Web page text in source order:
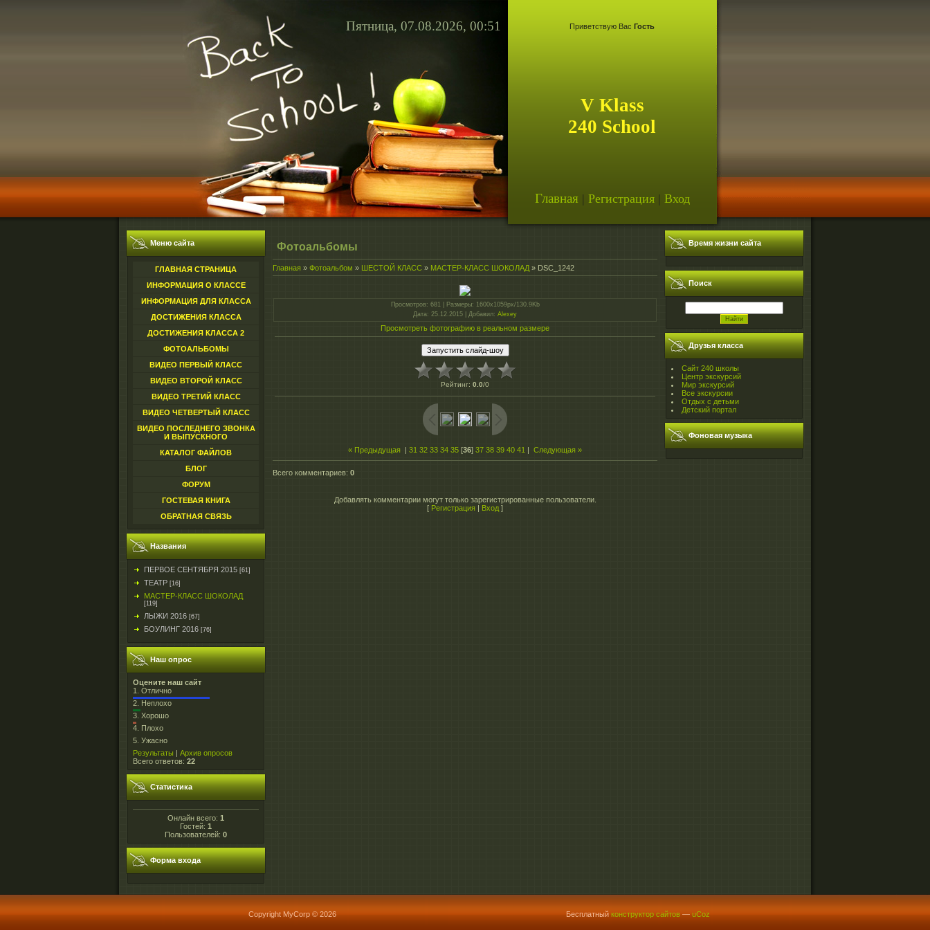
Пятница, 07.08.2026, 00:51 Приветствую Вас Гость
V Klass
240 School
Главная | Регистрация| Вход
Меню сайта
ГЛАВНАЯ СТРАНИЦА
ИНФОРМАЦИЯ О КЛАССЕ
ИНФОРМАЦИЯ ДЛЯ КЛАССА
ДОСТИЖЕНИЯ КЛАССА
ДОСТИЖЕНИЯ КЛАССА 2
ФОТОАЛЬБОМЫ
ВИДЕО ПЕРВЫЙ КЛАСС
ВИДЕО ВТОРОЙ КЛАСС
ВИДЕО ТРЕТИЙ КЛАСС
ВИДЕО ЧЕТВЕРТЫЙ КЛАСС
ВИДЕО ПОСЛЕДНЕГО ЗВОНКА
И ВЫПУСКНОГО
КАТАЛОГ ФАЙЛОВ
БЛОГ
ФОРУМ
ГОСТЕВАЯ КНИГА
ОБРАТНАЯ СВЯЗЬ
Названия
ПЕРВОЕ СЕНТЯБРЯ 2015 [61]
ТЕАТР [16]
МАСТЕР-КЛАСС ШОКОЛАД
[119]
ЛЫЖИ 2016 [67]
БОУЛИНГ 2016 [76]
Наш опрос
Оцените наш сайт
1. Отлично
2. Неплохо
3. Хорошо
4. Плохо
5. Ужасно
Результаты | Архив опросов
Всего ответов: 22
Статистика
Онлайн всего: 1
Гостей: 1
Пользователей: 0
Форма входа
Фотоальбомы
Главная » Фотоальбом » ШЕСТОЙ КЛАСС » МАСТЕР-КЛАСС ШОКОЛАД » DSC_1242
Просмотров: 681 | Размеры: 1600x1059px/130.9Kb
Дата: 25.12.2015 | Добавил: Alexey
Просмотреть фотографию в реальном размере
Рейтинг: 0.0/0
« Предыдущая 31 32 33 34 35 [36] 37 38 39 40 41 Следующая »
Всего комментариев: 0
Добавлять комментарии могут только зарегистрированные пользователи.
[ Регистрация | Вход ]
Время жизни сайта
Поиск
Друзья класса
Сайт 240 школы
Центр экскурсий
Мир экскурсий
Все экскурсии
Отдых с детьми
Детский портал
Фоновая музыка
Copyright MyCorp © 2026 Бесплатный конструктор сайтов — uCoz